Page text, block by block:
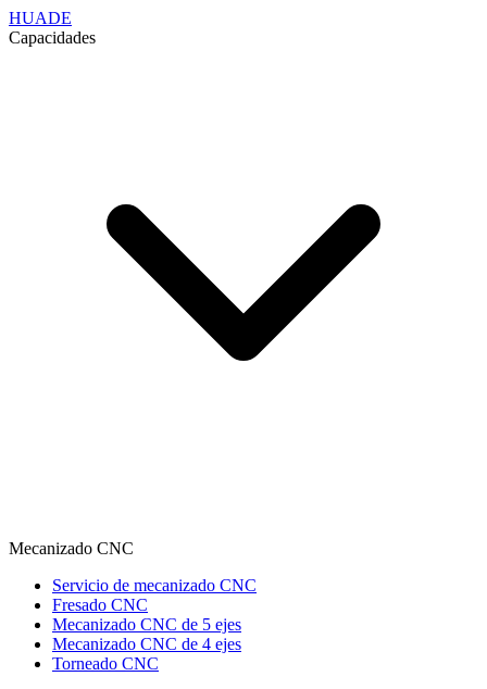
HUADE
Capacidades
Mecanizado CNC
Servicio de mecanizado CNC
Fresado CNC
Mecanizado CNC de 5 ejes
Mecanizado CNC de 4 ejes
Torneado CNC